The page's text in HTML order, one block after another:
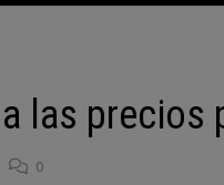
las precios
0